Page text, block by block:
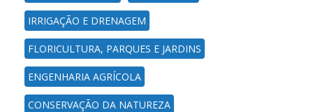
IRRIGAÇÃO E DRENAGEM
FLORICULTURA, PARQUES E JARDINS
ENGENHARIA AGRÍCOLA
CONSERVAÇÃO DA NATUREZA